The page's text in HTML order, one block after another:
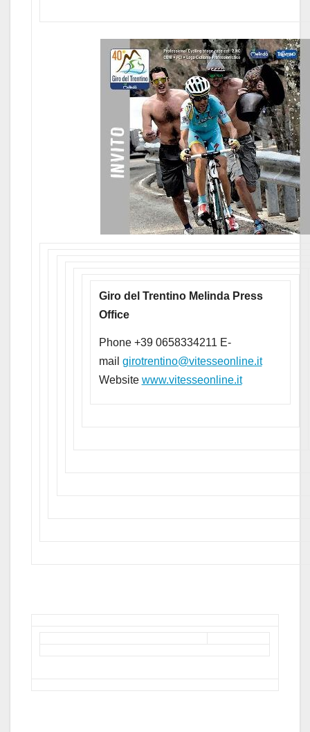
Giro del Trentino Melinda Press
Office
Phone +39 0658334211 E-
mail girotrentino@vitesseonline.it
Website www.vitesseonline.it